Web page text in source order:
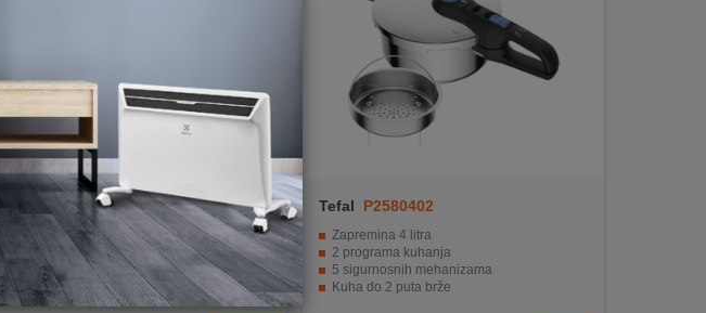
Floria ZLN1906
Promjer 22 cm
Izrađena je od prešanog aluminija
Non-Stick sloj
Bakelitna ručka
Lako se čisti i može se prati u perilici posuđa
Tefal P2580402
Zapremina 4 litra
2 programa kuhanja
5 sigurnosnih mehanizama
Kuha do 2 puta brže